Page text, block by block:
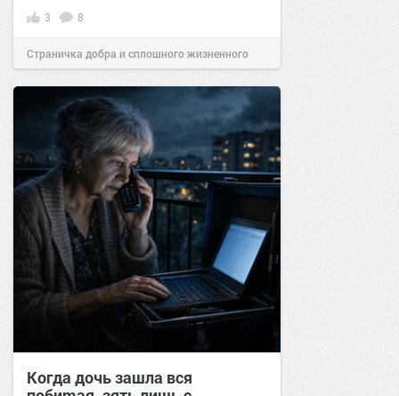
3 8
Страничка добра и сплошного жизненного
позитива!09:0007 июн 2025
Когда дочь зашла вся